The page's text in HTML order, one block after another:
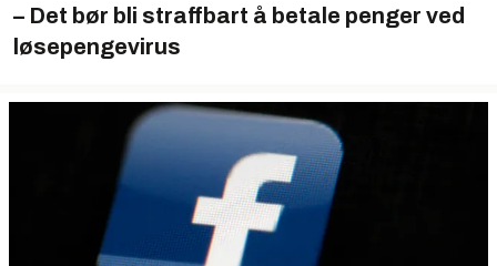
– Det bør bli straffbart å betale penger ved
løsepengevirus